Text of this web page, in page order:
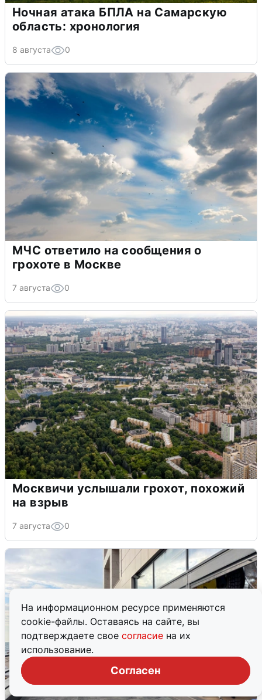
На информационном ресурсе применяются
cookie-файлы. Оставаясь на сайте, вы
подтверждаете свое согласие на их
использование.
Согласен
Ночная атака БПЛА на Самарскую
область: хронология
8 августа 0
МЧС ответило на сообщения о
грохоте в Москве
7 августа 0
Москвичи услышали грохот, похожий
на взрыв
7 августа 0